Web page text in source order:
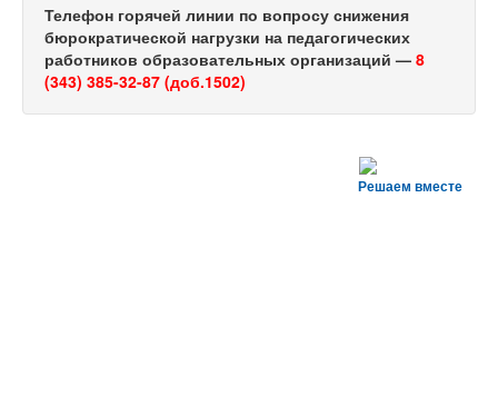
Телефон горячей линии по вопросу снижения
бюрократической нагрузки на педагогических
работников образовательных организаций — 8
(343) 385-32-87 (доб.1502)
Решаем вместе